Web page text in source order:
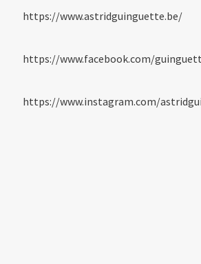
https://www.astridguinguette.be/
https://www.facebook.com/
https://www.instagram.com/